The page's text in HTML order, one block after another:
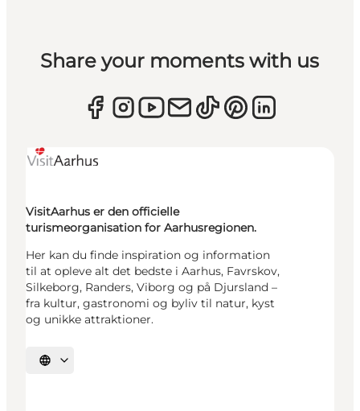
Share your moments with us
VisitAarhus er den officielle
turismeorganisation for Aarhusregionen.
Her kan du finde inspiration og information
til at opleve alt det bedste i Aarhus, Favrskov,
Silkeborg, Randers, Viborg og på Djursland –
fra kultur, gastronomi og byliv til natur, kyst
og unikke attraktioner.
Vælg sprog